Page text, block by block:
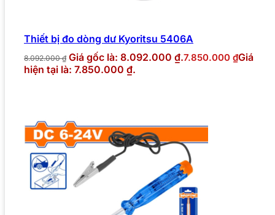
Thiết bị đo dòng dư Kyoritsu 5406A
8.092.000₫ Giá gốc là: 8.092.000 ₫.7.850.000 ₫Giá
hiện tại là: 7.850.000 ₫.